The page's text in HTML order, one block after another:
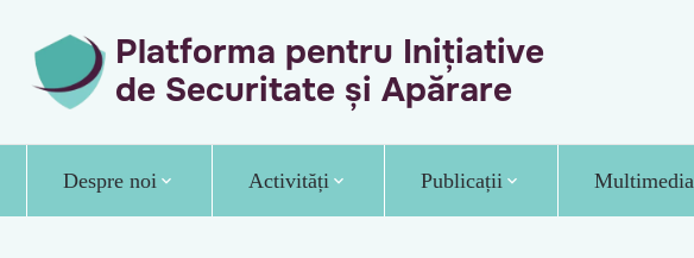
Platforma pentru Inițiative
de Securitate și Apărare
Despre noi Activități Publicații Multimedia